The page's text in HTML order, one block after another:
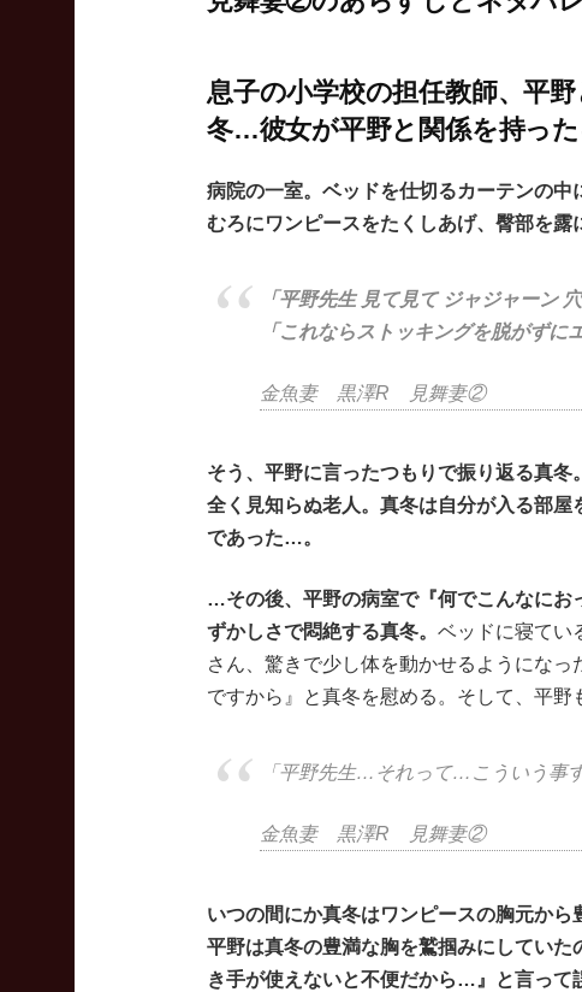
息子の小学校の担任教師、平
冬…彼女が平野と関係を持っ
病院の一室。ベッドを仕切るカーテンの
むろにワンピースをたくしあげ、臀部を露
「平野先生 見て見て ジャジャーン
「これならストッキングを脱がずに
金魚妻 黒澤R 見舞妻②
そう、平野に言ったつもりで振り返る真
全く見知らぬ老人。真冬は自分が入る部
であった…。
…その後、平野の病室で『何でこんなにお
ずかしさで悶絶する真冬。 ベッドに寝てい
さん、驚きで少し体を動かせるようにな
ですから』と真冬を慰める。そして、平野
「平野先生…それって…こういう事
金魚妻 黒澤R 見舞妻②
いつの間にか真冬はワンピースの胸元から
平野は真冬の豊満な胸を鷲掴みにしてい
き手が使えないと不便だから…』と言って